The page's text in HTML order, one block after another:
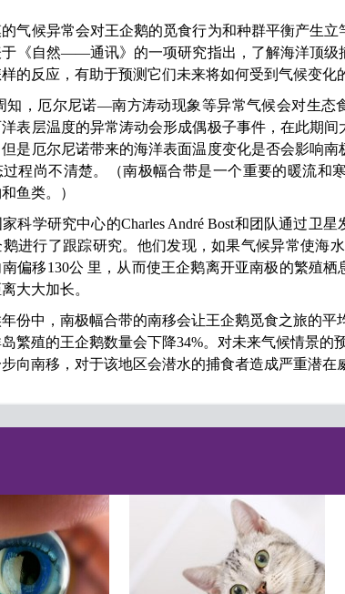
候异常会对王企鹅的觅食行为和种群平衡产生立
于《自然——通讯》的一项研究指出，了解海洋顶级
的反应，有助于预测它们未来将如何受到气候变化
，厄尔尼诺—南方涛动现象等异常气候会对生态
表层温度的异常涛动会形成偶极子事件，在此期间
是厄尔尼诺带来的海洋表面温度变化是否会影响南
程尚不清楚。（南极幅合带是一个重要的暖流和
鱼类。）
学研究中心的Charles André Bost和团队通过卫星
鹅进行了跟踪研究。他们发现，如果气候异常使海
偏移130公 里，从而使王企鹅离开亚南极的繁殖栖
大大加长。
份中，南极幅合带的南移会让王企鹅觅食之旅的平
繁殖的王企鹅数量会下降34%。对未来气候情景的
向南移，对于该地区会潜水的捕食者造成严重潜在